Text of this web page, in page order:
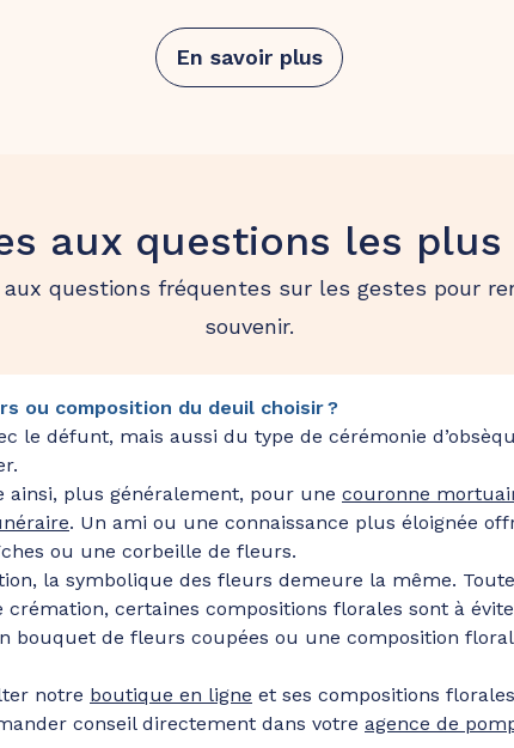
si vous êtes un proche du défunt ou de
son entourage…
En savoir plus
aux questions les
questions fréquentes sur les gestes pour
souvenir.
ou composition du deuil choisir ?
le défunt, mais aussi du type de cérémonie
ainsi, plus généralement, pour une couronne
. Un ami ou une connaissance plus éloignée
ou une corbeille de fleurs.
la symbolique des fleurs demeure la même.
crémation, certaines compositions florales sont à
bouquet de fleurs coupées ou une composition
notre boutique en ligne et ses compositions
conseil directement dans votre agence de